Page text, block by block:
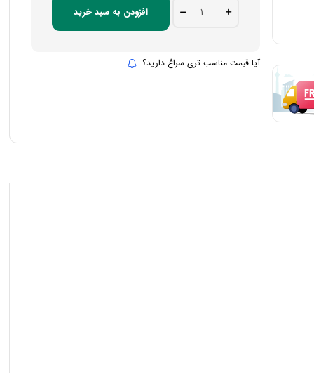
مقنعه
ساده
quantity
افزودن به سبد خرید
آیا قیمت مناسب تری سراغ دارید؟